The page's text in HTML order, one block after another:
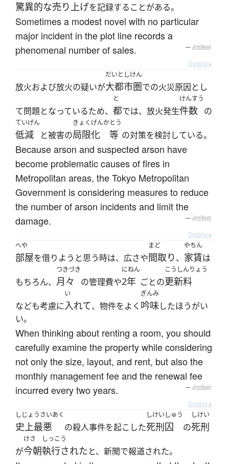
驚異的な売り上げを記録することがある。
Sometimes a modest novel with no particular
major incident in the plot line records a
phenomenal number of sales.
— Jreibun
Details ▸
放火および放火の疑いが
だいとしけん
大都市圏での火災原因とし
て問題となっているため、
と
都では、放火発生
けんすう
件数 の
ていげん
低減 と被害の
きょくげんか
局限化
とう
等 の対策を検討している。
Because arson and suspected arson have
become problematic causes of fires in
Metropolitan areas, the Tokyo Metropolitan
Government is considering measures to reduce
the number of arson incidents and limit the
damage.
— Jreibun
Details ▸
へや
部屋を借りようと思う時は、広さや
まど
間取り、
やちん
家賃は
もちろん、
つきづき
月々 の管理費や
にねん
2年 ごとの
こうしんりょう
更新料
なども考慮に
い
入れて、物件をよく
ぎんみ
吟味したほうがい
い。
When thinking about renting a room, you should
carefully examine the property while considering
not only the size, layout, and rent, but also the
monthly management fee and the renewal fee
incurred every two years.
— Jreibun
Details ▸
しじょうさいあく
史上最悪 の殺人事件を起こした
しけいしゅう
死刑囚 の
しけい
死刑
が
けさ
今朝
しっこう
執行されたと、新聞で報道された。